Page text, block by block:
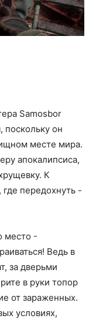
Samosbor
поскольку он
месте мира.
апокалипсиса,
К
передохнуть -
место -
Ведь в
за дверьми
в руки топор
от зараженных.
условиях,